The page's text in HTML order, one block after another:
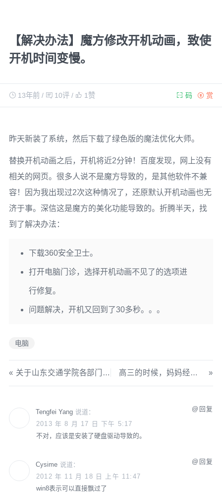
【解决办法】魔方修改开机动画，致使
开机时间变慢。
13年前/ 10评/ 1 赞 赏
码
昨天新装了系统，然后下载了绿色版的魔法优化大师。
替换开机动画之后，开机将近2分钟！百度发现，网上没有
相关的网页。很多人说不是魔方导致的，是其他软件不兼
容！因为我出现过2次这种情况了，还原默认开机动画也无
济于事。深信这是魔方的美化功能导致的。折腾半天，找
到了解决办法：
下载360安全卫士。
打开电脑门诊，选择开机动画不见了的选项进
行修复。
问题解决，开机又回到了30多秒。。。
电脑
关于山东交通学院各部门官方微博运营的一些技巧及案例 高三的时候，妈妈经常买核桃给我吃。
Tengfei Yang 说道：
2013 年 8 月 17 日 下午 5:17
不对，应该是安装了硬盘驱动导致的。
回复
Cysime 说道：
2012 年 11 月 18 日 上午 11:47
win8表示可以直接飘过了
回复